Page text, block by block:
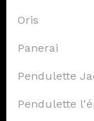
Oris
Panerai
Pendulette
Pendulette